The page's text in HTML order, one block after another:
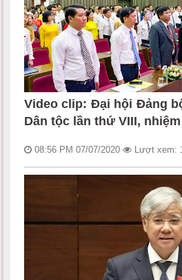
Video clip: Đại hội Đảng
Dân tộc lần thứ VIII,
08:56 PM 07/07/2020 Lượt xem: